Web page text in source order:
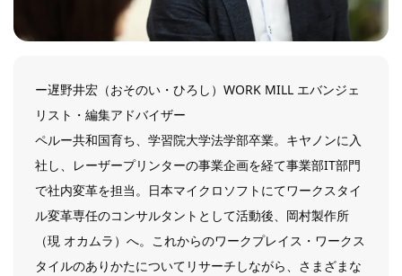
ー遅野井宏（おそのい・ひろし）WORK MILL エバンジェ
リスト・編集アドバイザー
ペルー共和国育ち、学習院大学法学部卒業。キヤノンに入
社し、レーザープリンターの事業企画を経て事業部IT部門
で社内変革を担当。日本マイクロソフトにてワークスタイ
ル変革専任のコンサルタントとして活動後、岡村製作所
（現 オカムラ）へ。これからのワークプレイス・ワークス
タイルのありかたについてリサーチしながら、さまざまな